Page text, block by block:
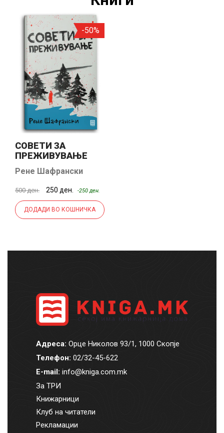
-50%
СОВЕТИ ЗА
ПРЕЖИВУВАЊЕ
Рене Шафрански
500 ден. 250 ден. -250 ден.
ДОДАДИ ВО КОШНИЧКА
Адреса: Орце Николов 93/1, 1000 Скопје
Телефон: 02/32-45-622
E-mail: info@kniga.com.mk
За ТРИ
Книжарници
Клуб на читатели
Рекламации